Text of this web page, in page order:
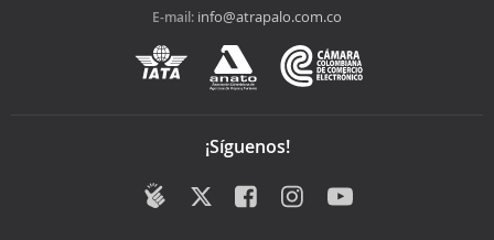
E-mail: info@atrapalo.com.co
¡Síguenos!